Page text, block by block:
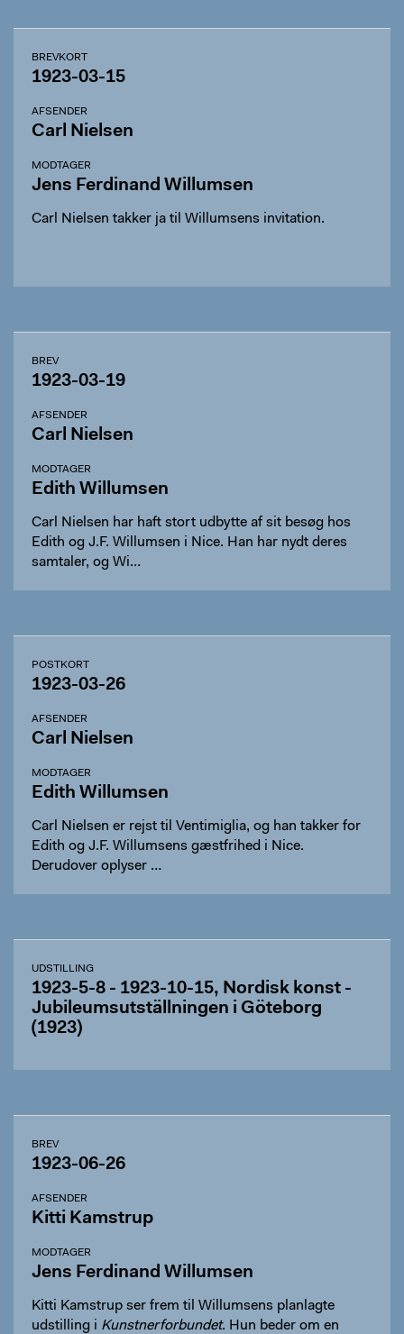
BREVKORT
1923-03-15
AFSENDER
Carl Nielsen
MODTAGER
Jens Ferdinand Willumsen
Carl Nielsen takker ja til Willumsens invitation.
BREV
1923-03-19
AFSENDER
Carl Nielsen
MODTAGER
Edith Willumsen
Carl Nielsen har haft stort udbytte af sit besøg hos
Edith og J.F. Willumsen i Nice. Han har nydt deres
samtaler, og Wi…
POSTKORT
1923-03-26
AFSENDER
Carl Nielsen
MODTAGER
Edith Willumsen
Carl Nielsen er rejst til Ventimiglia, og han takker for
Edith og J.F. Willumsens gæstfrihed i Nice.
Derudover oplyser …
UDSTILLING
1923-5-8 - 1923-10-15, Nordisk konst -
Jubileumsutställningen i Göteborg
(1923)
BREV
1923-06-26
AFSENDER
Kitti Kamstrup
MODTAGER
Jens Ferdinand Willumsen
Kitti Kamstrup ser frem til Willumsens planlagte
udstilling i Kunstnerforbundet. Hun beder om en